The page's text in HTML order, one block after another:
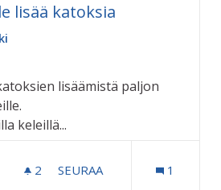
lisää katoksia
lisäämistä paljon
keleillä...
2 2 SEURAAJAA
SEURAA 1